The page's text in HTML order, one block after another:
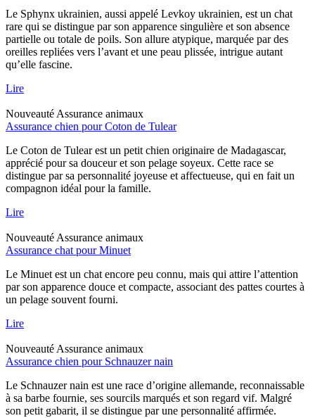
Le Sphynx ukrainien, aussi appelé Levkoy ukrainien, est un chat
rare qui se distingue par son apparence singulière et son absence
partielle ou totale de poils. Son allure atypique, marquée par des
oreilles repliées vers l’avant et une peau plissée, intrigue autant
qu’elle fascine.
Lire
Nouveauté Assurance animaux
Assurance chien pour Coton de Tulear
Le Coton de Tulear est un petit chien originaire de Madagascar,
apprécié pour sa douceur et son pelage soyeux. Cette race se
distingue par sa personnalité joyeuse et affectueuse, qui en fait un
compagnon idéal pour la famille.
Lire
Nouveauté Assurance animaux
Assurance chat pour Minuet
Le Minuet est un chat encore peu connu, mais qui attire l’attention
par son apparence douce et compacte, associant des pattes courtes à
un pelage souvent fourni.
Lire
Nouveauté Assurance animaux
Assurance chien pour Schnauzer nain
Le Schnauzer nain est une race d’origine allemande, reconnaissable
à sa barbe fournie, ses sourcils marqués et son regard vif. Malgré
son petit gabarit, il se distingue par une personnalité affirmée.